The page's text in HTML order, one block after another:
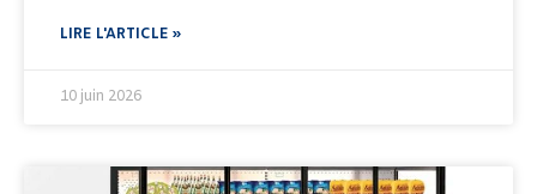
LIRE L'ARTICLE »
10 juin 2026